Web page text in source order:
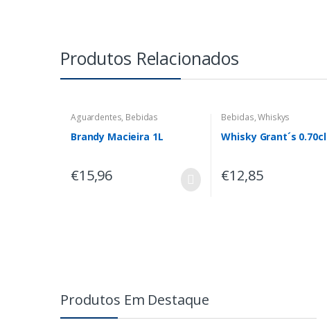
Produtos Relacionados
Aguardentes, Bebidas
Brandy Macieira 1L
€15,96
Bebidas,Whiskys
Whisky Grant´s 0.70cl
€12,85
Produtos Em Destaque